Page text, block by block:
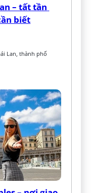
– tất tần
biết
Lan, thành phố